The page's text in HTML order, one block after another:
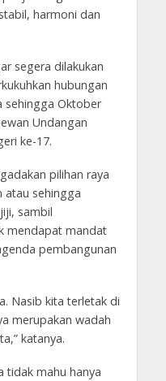
harmoni dan
segera dilakukan
hubungan
sehingga Oktober
Undangan
ke-17.
pilihan raya
atau sehingga
sambil
mendapat mandat
pembangunan
Nasib kita terletak di
merupakan wadah
katanya.
tidak mahu hanya